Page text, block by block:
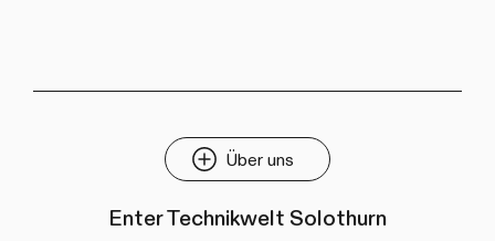
Über uns
Enter Technikwelt Solothurn